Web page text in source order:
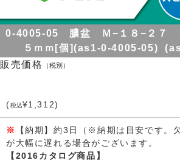
0-4005-05 膿盆 Ｍ−１８−２７
５ｍｍ[個](as1-0-4005-05)
販売価格
（税別）
(税込¥1,312)
※
【納期】約3日（※納期は目安です。
が大幅に遅れる場合がございます。
【2016カタログ商品】